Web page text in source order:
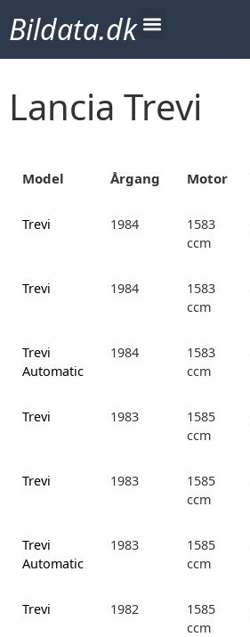
Bildata.dk
Lancia Trevi
Model Årgang Motor
Trevi 1984
1583
ccm
Trevi 1984
1583
ccm
Trevi
Automatic
1984
1583
ccm
Trevi 1983
1585
ccm
Trevi 1983
1585
ccm
Trevi
Automatic
1983
1585
ccm
Trevi 1982
1585
ccm